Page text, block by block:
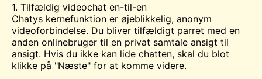
1. Tilfældig videochat en-til-en
Chatys kernefunktion er øjeblikkelig, anonym
videoforbindelse. Du bliver tilfældigt parret med en
anden onlinebruger til en privat samtale ansigt til
ansigt. Hvis du ikke kan lide chatten, skal du blot
klikke på "Næste" for at komme videre.